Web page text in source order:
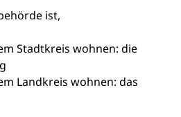
ist,
Stadtkreis wohnen: die
Landkreis wohnen: das